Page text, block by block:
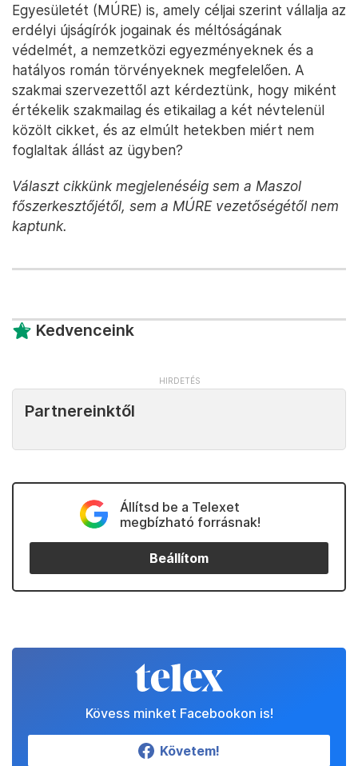
Egyesületét (MÚRE) is, amely céljai szerint vállalja az
erdélyi újságírók jogainak és méltóságának
védelmét, a nemzetközi egyezményeknek és a
hatályos román törvényeknek megfelelően. A
szakmai szervezettől azt kérdeztünk, hogy miként
értékelik szakmailag és etikailag a két névtelenül
közölt cikket, és az elmúlt hetekben miért nem
foglaltak állást az ügyben?
Választ cikkünk megjelenéséig sem a Maszol
főszerkesztőjétől, sem a MÚRE vezetőségétől nem
kaptunk.
Kedvenceink
Partnereinktől
Állítsd be a Telexet
megbízható forrásnak!
Beállítom
Kövess minket Facebookon is!
Követem!